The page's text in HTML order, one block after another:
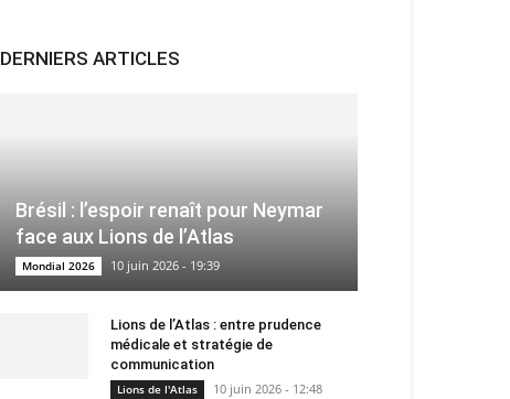
DERNIERS ARTICLES
Brésil : l’espoir renaît pour Neymar
face aux Lions de l’Atlas
Mondial 2026 10 juin 2026 - 19:39
Lions de l’Atlas : entre prudence
médicale et stratégie de
communication
Lions de l'Atlas 10 juin 2026 - 12:48